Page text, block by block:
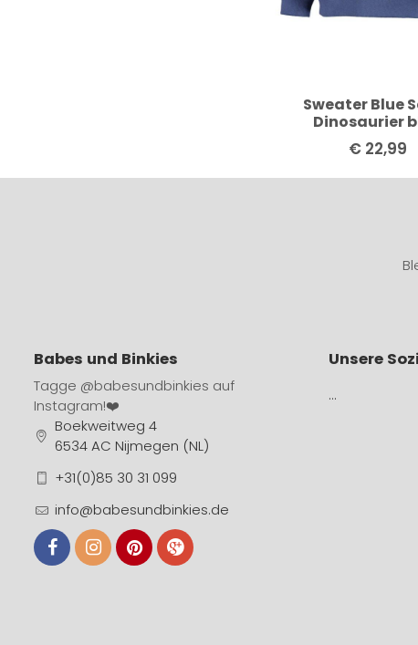
Sweater Blue
Dinosaurier
€ 22,99
Babes und Binkies
Tagge @babesundbinkies auf
Instagram!❤️
Boekweitweg 4
6534 AC Nijmegen (NL)
+31(0)85 30 31 099
info@babesundbinkies.de
Unsere
…